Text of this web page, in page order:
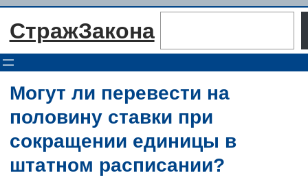
Перейти
СтражЗакона
Могут ли перевести на
половину ставки при
сокращении единицы в
штатном расписании?